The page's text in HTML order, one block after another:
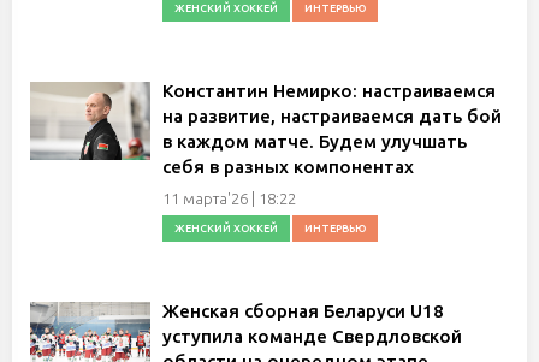
ЖЕНСКИЙ ХОККЕЙ ИНТЕРВЬЮ
Константин Немирко: настраиваемся
на развитие, настраиваемся дать бой
в каждом матче. Будем улучшать
себя в разных компонентах
11 марта'26 | 18:22
ЖЕНСКИЙ ХОККЕЙ ИНТЕРВЬЮ
Женская сборная Беларуси U18
уступила команде Свердловской